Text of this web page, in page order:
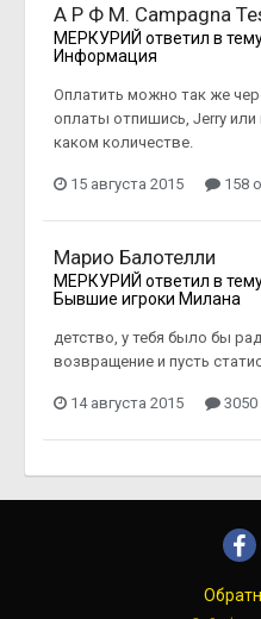
А Р Ф М. Campagna
МЕРКУРИЙ ответил в
Информация
Оплатить можно так же
оплаты отпишись, Jerry или
каком количестве.
15 августа 2015 158
Марио Балотелли
МЕРКУРИЙ ответил в
Бывшие игроки Милана
детство, у тебя было бы
возвращение и пусть
14 августа 2015